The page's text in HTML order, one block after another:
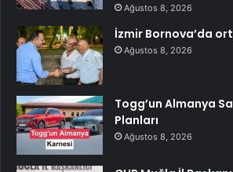
Ağustos 8, 2026
İzmir Bornova’da
Ağustos 8, 2026
Togg’un Almanya
Planları
Ağustos 8, 2026